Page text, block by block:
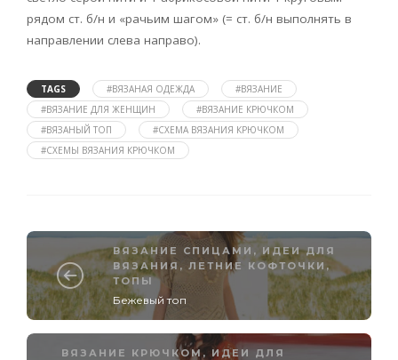
рядом ст. б/н и «рачьим шагом» (= ст. б/н выполнять в
направлении слева направо).
TAGS #ВЯЗАНАЯ ОДЕЖДА
#ВЯЗАНИЕ
#ВЯЗАНИЕ ДЛЯ ЖЕНЩИН
#ВЯЗАНИЕ КРЮЧКОМ
#ВЯЗАНЫЙ ТОП
#СХЕМА ВЯЗАНИЯ КРЮЧКОМ
#СХЕМЫ ВЯЗАНИЯ КРЮЧКОМ
ВЯЗАНИЕ СПИЦАМИ , ИДЕИ ДЛЯ
ВЯЗАНИЯ , ЛЕТНИЕ КОФТОЧКИ,
ТОПЫ
Бежевый топ
ВЯЗАНИЕ КРЮЧКОМ ,ИДЕИ ДЛЯ